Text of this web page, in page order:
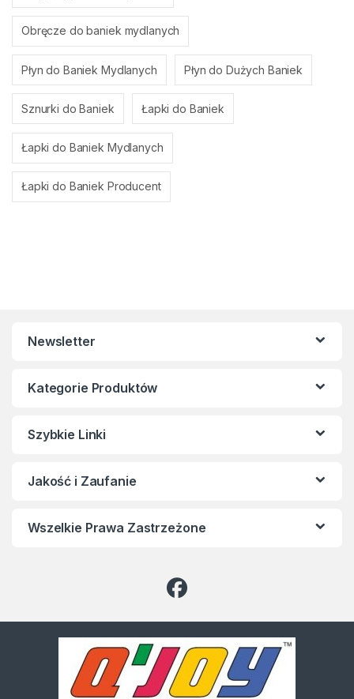
Obręcze do baniek mydlanych
Płyn do Baniek Mydlanych Płyn do Dużych Baniek
Sznurki do Baniek Łapki do Baniek
Łapki do Baniek Mydlanych
Łapki do Baniek Producent
Newsletter
Kategorie Produktów
Szybkie Linki
Jakość i Zaufanie
Wszelkie Prawa Zastrzeżone